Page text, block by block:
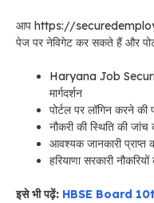
आप https://
पेज पर नेविगेट कर सकते हैं और
Haryana Job
मार्गदर्शन
पोर्टल पर लॉगिन करने की
नौकरी की स्थिति की
आवश्यक जानकारी प्राप्त
हरियाणा सरकारी
इसे भी पढ़ें: HBSE Board